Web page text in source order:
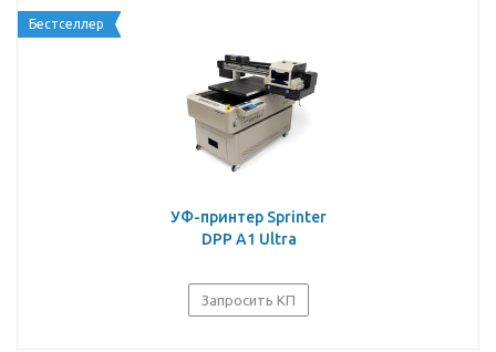
Бестселлер
УФ-принтер Sprinter
DPP A1 Ultra
Запросить КП